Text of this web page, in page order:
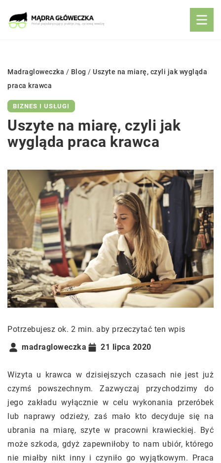
Madragloweczka / Blog / Uszyte na miarę, czyli jak wygląda
praca krawca
BIZNES I USŁUGI
Uszyte na miarę, czyli jak
wygląda praca krawca
Potrzebujesz ok. 2 min. aby przeczytać ten wpis
madragloweczka
21 lipca 2020
Wizyta u krawca w dzisiejszych czasach nie jest już
czymś powszechnym. Zazwyczaj przychodzimy do
jego zakładu wyłącznie w celu wykonania przeróbek
lub naprawy odzieży, zaś mało kto decyduje się na
ubrania na miarę, szyte w pracowni krawieckiej. Być
może szkoda, gdyż zapewniłoby to nam ubiór, którego
nie miałby nikt inny i czyniło go wyjątkowym. Praca